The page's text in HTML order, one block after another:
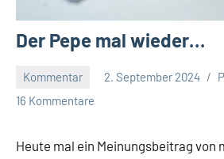
Der Pepe mal wieder…
Kommentar 2. September 2024
16 Kommentare
Heute mal ein Meinungsbeitrag von